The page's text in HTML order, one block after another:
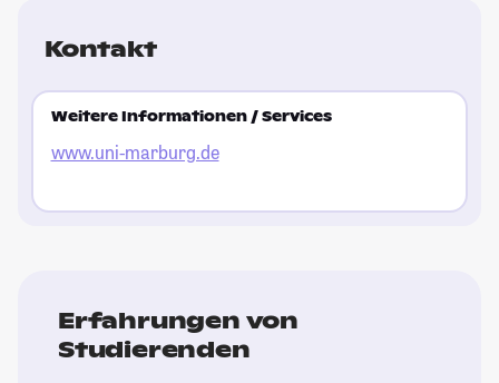
Kontakt
Weitere Informationen / Services
www.uni-marburg.de
Erfahrungen von
Studierenden